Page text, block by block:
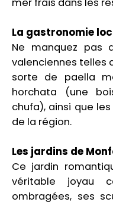
mer frais dans les
La gastronomie
Ne manquez pas
valenciennes telles
sorte de paella
horchata (une
chufa), ainsi que
de la région.
Les jardins de
Ce jardin
véritable joyau
ombragées, ses